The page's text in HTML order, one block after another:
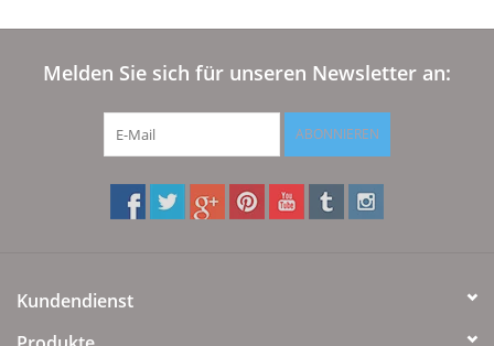
Melden Sie sich für unseren Newsletter an:
ABONNIEREN
Kundendienst